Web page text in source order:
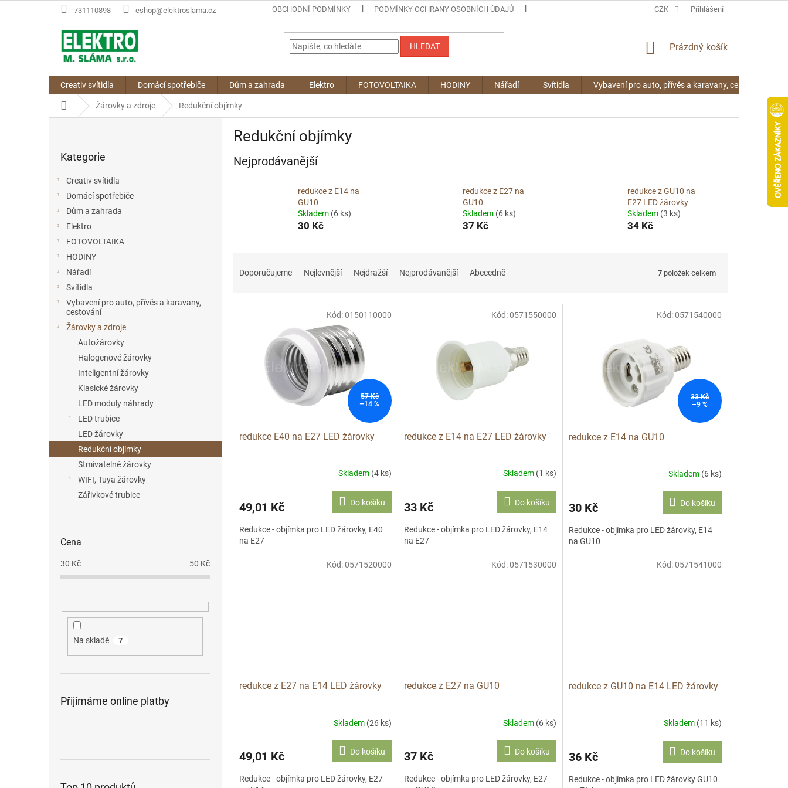
na
731110898 eshop@elektroslama.cz OBCHODNÍ PODMÍNKY PODMÍNKY OCHRANY OSOBNÍCH ÚDAJŮ CZK Přihlášení
HLEDAT
NÁKUPNÍ
Prázdný košík
Creativ svítidla Domácí spotřebiče Dům a zahrada Elektro FOTOVOLTAIKA HODINY Nářadí Svítidla Vybavení pro auto, přívěs a karavany, cestování
Domů Žárovky a zdroje Redukční objímky
kategorie
Kategorie
Creativ svítidla
Domácí spotřebiče
Dům a zahrada
Elektro
FOTOVOLTAIKA
HODINY
Nářadí
Svítidla
Vybavení pro auto, přívěs a karavany,
cestování
Žárovky a zdroje
Autožárovky
Halogenové žárovky
Inteligentní žárovky
Klasické žárovky
LED moduly náhrady
LED trubice
LED žárovky
Redukční objímky
Stmívatelné žárovky
WIFI, Tuya žárovky
Zářivkové trubice
Cena
30 Kč 50 Kč
Na skladě 7
Přijímáme online platby
Redukční objímky
Nejprodávanější
redukce z E14 na
GU10
Skladem (6 ks)
30 Kč
redukce z E27 na
GU10
Skladem (6 ks)
37 Kč
redukce z GU10 na
E27 LED žárovky
Skladem (3 ks)
34 Kč
Doporučujeme Nejlevnější Nejdražší Nejprodávanější Abecedně 7 položek celkem
57 Kč
–14 %
redukce E40 na E27 LED žárovky
Skladem (4 ks)
49,01 Kč Do košíku
Redukce - objímka pro LED žárovky, E40
na E27
Kód:0150110000
redukce z E14 na E27 LED žárovky
Skladem (1 ks)
33 Kč Do košíku
Redukce - objímka pro LED žárovky, E14
na E27
Kód:0571550000
33 Kč
–9 %
redukce z E14 na GU10
Skladem (6 ks)
30 Kč Do košíku
Redukce - objímka pro LED žárovky, E14
na GU10
Kód:0571540000
redukce z E27 na E14 LED žárovky
Skladem (26 ks)
49,01 Kč Do košíku
Redukce - objímka pro LED žárovky, E27
Kód:0571520000
redukce z E27 na GU10
Skladem (6 ks)
37 Kč Do košíku
Redukce - objímka pro LED žárovky, E27
Kód:0571530000
redukce z GU10 na E14 LED žárovky
Skladem (11 ks)
36 Kč Do košíku
Redukce - objímka pro LED žárovky GU10
Kód:0571541000